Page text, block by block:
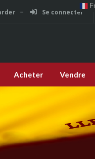
Se connecter
Acheter Vendre